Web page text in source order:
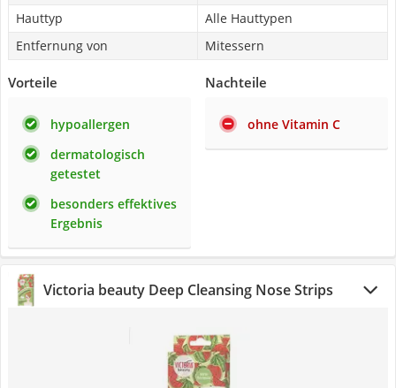
Hauttyp
Alle Hauttypen
Entfernung von
Mitessern
Vorteile
hypoallergen
dermatologisch
getestet
besonders effektives
Ergebnis
Nachteile
ohne Vitamin C
Victoria beauty Deep Cleansing Nose Strips